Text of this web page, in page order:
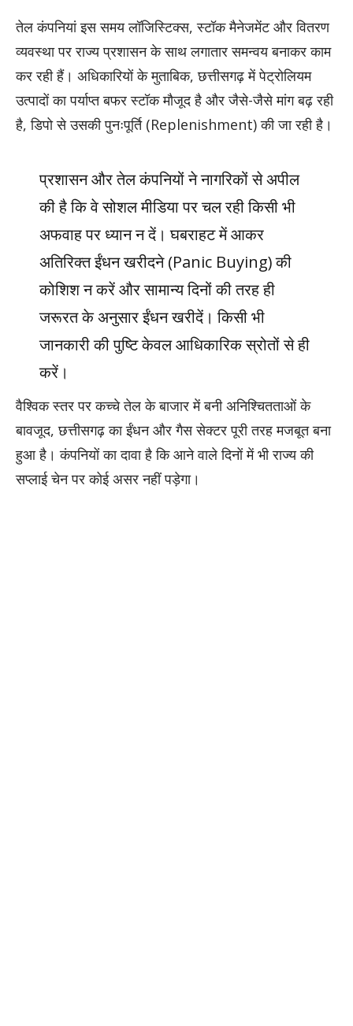
तेल कंपनियां इस समय लॉजिस्टिक्स, स्टॉक मैनेजमेंट और वितरण
व्यवस्था पर राज्य प्रशासन के साथ लगातार समन्वय बनाकर काम
कर रही हैं। अधिकारियों के मुताबिक, छत्तीसगढ़ में पेट्रोलियम
उत्पादों का पर्याप्त बफर स्टॉक मौजूद है और जैसे-जैसे मांग बढ़ रही
है, डिपो से उसकी पुनःपूर्ति (Replenishment) की जा रही है।
प्रशासन और तेल कंपनियों ने नागरिकों से अपील
की है कि वे सोशल मीडिया पर चल रही किसी भी
अफवाह पर ध्यान न दें। घबराहट में आकर
अतिरिक्त ईंधन खरीदने (Panic Buying) की
कोशिश न करें और सामान्य दिनों की तरह ही
जरूरत के अनुसार ईंधन खरीदें। किसी भी
जानकारी की पुष्टि केवल आधिकारिक स्रोतों से ही
करें।
वैश्विक स्तर पर कच्चे तेल के बाजार में बनी अनिश्चितताओं के
बावजूद, छत्तीसगढ़ का ईंधन और गैस सेक्टर पूरी तरह मजबूत बना
हुआ है। कंपनियों का दावा है कि आने वाले दिनों में भी राज्य की
सप्लाई चेन पर कोई असर नहीं पड़ेगा।